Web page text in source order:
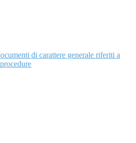
di carattere generale riferiti a